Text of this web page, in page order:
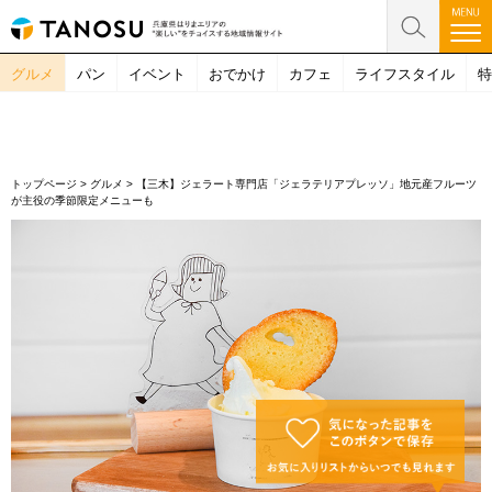
グルメ パン イベント おでかけ カフェ ライフスタイル
トップページ > グルメ >
【三木】ジェラート専門店「ジェラテリアプレッソ」地元産フルーツ
が主役の季節限定メニューも